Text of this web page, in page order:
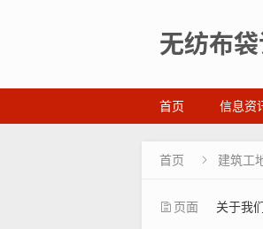
无纺布
首页 信息资
首页  建筑工
页面 关于我